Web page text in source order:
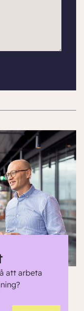
att arbeta